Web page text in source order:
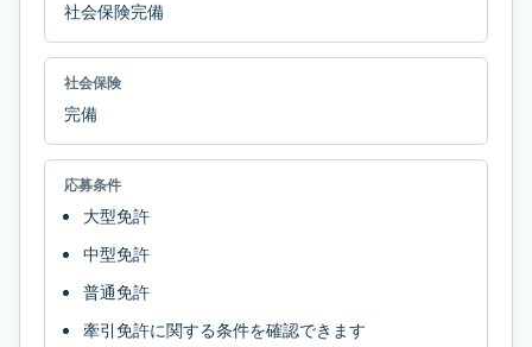
社会保険完備
社会保険
完備
応募条件
大型免許
中型免許
普通免許
牽引免許に関する条件を確認できます